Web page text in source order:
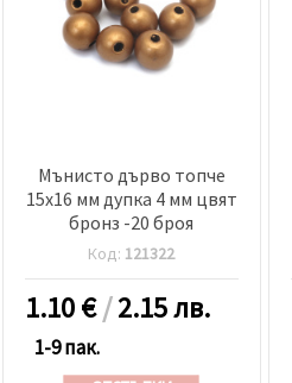
Мънисто дърво топче
15x16 мм дупка 4 мм цвят
бронз -20 броя
Код: 121322
1.10€/2.15 лв.
1-9 пак.